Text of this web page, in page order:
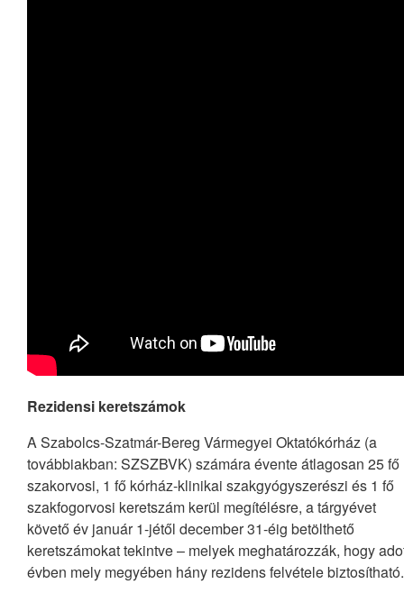
Rezidensi keretszámok
A Szabolcs-Szatmár-Bereg Vármegyei Oktatókórház (a
továbbiakban: SZSZBVK) számára évente átlagosan 25 fő
szakorvosi, 1 fő kórház-klinikai szakgyógyszerészi és 1 fő
szakfogorvosi keretszám kerül megítélésre, a tárgyévet
követő év január 1-jétől december 31-éig betölthető
keretszámokat tekintve – melyek meghatározzák, hogy
évben mely megyében hány rezidens felvétele biztosítható.